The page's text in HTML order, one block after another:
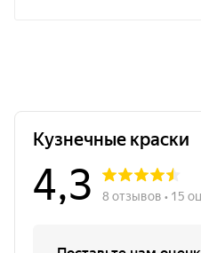
18
до -
Нанесение